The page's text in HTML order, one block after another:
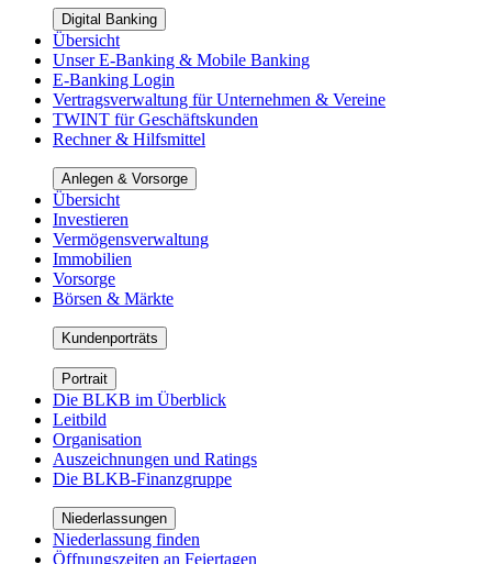
Digital Banking
Übersicht
Unser E-Banking & Mobile Banking
E-Banking Login
Vertragsverwaltung für Unternehmen & Vereine
TWINT für Geschäftskunden
Rechner & Hilfsmittel
Anlegen & Vorsorge
Übersicht
Investieren
Vermögensverwaltung
Immobilien
Vorsorge
Börsen & Märkte
Kundenporträts
Portrait
Die BLKB im Überblick
Leitbild
Organisation
Auszeichnungen und Ratings
Die BLKB-Finanzgruppe
Niederlassungen
Niederlassung finden
Öffnungszeiten an Feiertagen